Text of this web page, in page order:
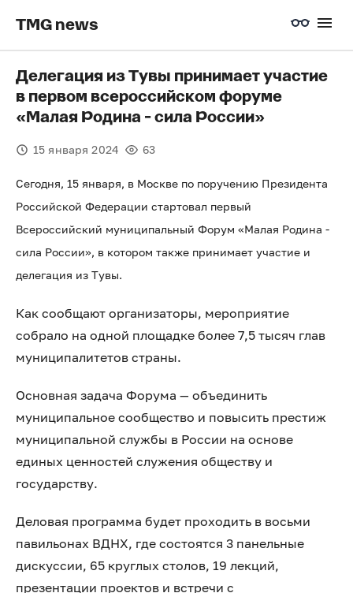
TMG news
Делегация из Тувы принимает участие
в первом всероссийском форуме
«Малая Родина - сила России»
15 января 2024 63
Сегодня, 15 января, в Москве по поручению Президента
Российской Федерации стартовал первый
Всероссийский муниципальный Форум «Малая Родина -
сила России», в котором также принимает участие и
делегация из Тувы.
Как сообщают организаторы, мероприятие
собрало на одной площадке более 7,5 тысяч глав
муниципалитетов страны.
Основная задача Форума — объединить
муниципальное сообщество и повысить престиж
муниципальной службы в России на основе
единых ценностей служения обществу и
государству.
Деловая программа будет проходить в восьми
павильонах ВДНХ, где состоятся 3 панельные
дискуссии, 65 круглых столов, 19 лекций,
презентации проектов и встречи с